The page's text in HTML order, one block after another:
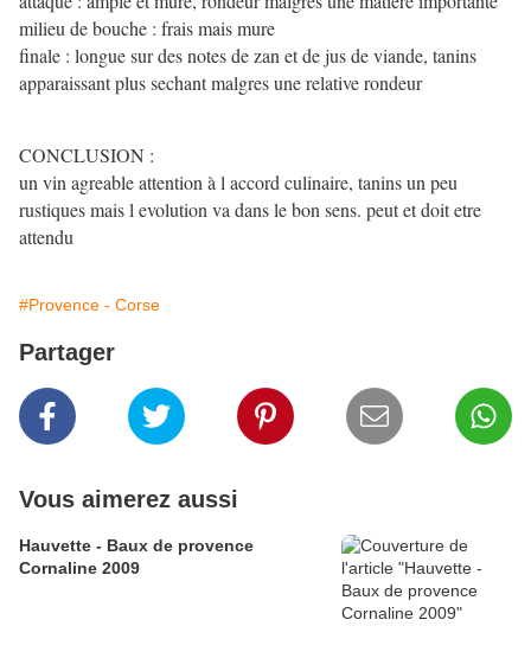
milieu de bouche : frais mais mure
finale : longue sur des notes de zan et de jus de viande, tanins
apparaissant plus sechant malgres une relative rondeur
CONCLUSION :
un vin agreable attention à l accord culinaire, tanins un peu
rustiques mais l evolution va dans le bon sens. peut et doit etre
attendu
#Provence - Corse
Partager
Vous aimerez aussi
Hauvette - Baux de provence
Cornaline 2009